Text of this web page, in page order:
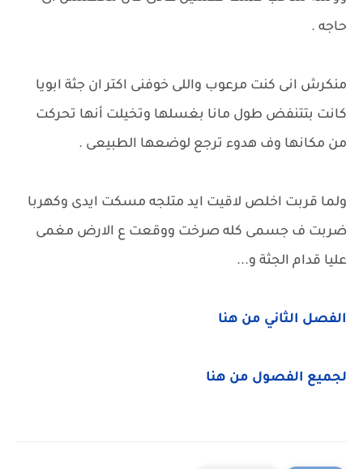
حاجه .
منكرش انى كنت مرعوب واللى خوفنى اكتر ان جثة ابويا
كانت بتتنفض طول مانا بغسلها وتخيلت أنها تحركت
من مكانها وف هدوء ترجع لوضعها الطبيعى .
ولما قربت اخلص لاقيت ايد متلجه مسكت ايدى وكهربا
ضربت ف جسمى كله صرخت ووقعت ع الارض مغمى
عليا قدام الجثة و...
الفصل الثاني من هنا
لجميع الفصول من هنا